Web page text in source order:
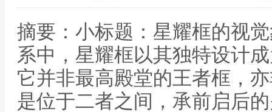
摘要：小标题：星耀框的视
系中，星耀框以其独特设计
它并非最高殿堂的王者框，
是位于二者之间，承前启后